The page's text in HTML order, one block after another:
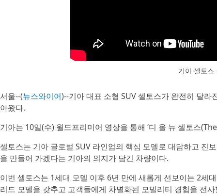
기아 셀토스
서울--(뉴스와이어)--기아 대표 소형 SUV 셀토스가 완전히 달
아왔다.
기아는 10일(수) 월드프리미어 영상을 통해 ‘디 올 뉴 셀토스
셀토스는 기아 글로벌 SUV 라인업의 핵심 모델로 대담하고 진
을 만들어 가겠다는 기아의 의지가 담긴 차량이다.
이번 셀토스는 1세대 모델 이후 6년 만에 새롭게 선보이는 2세
리드 모델을 갖추고 고객들에게 차별화된 모빌리티 경험을 선